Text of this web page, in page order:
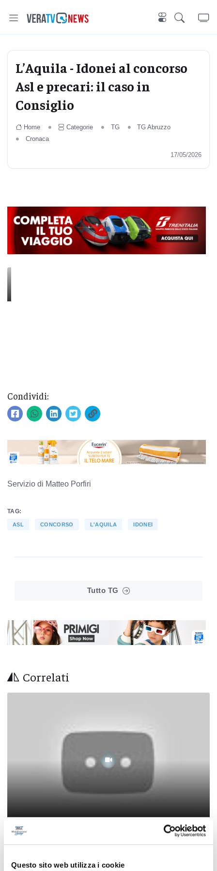
Questo sito web utilizza i cookie
L’Aquila - Idonei al concorso
Asl e precari: il caso in
Consiglio
Home Categorie TG
TG Abruzzo
Cronaca
17/05/2026
Condividi:
Servizio di Matteo Porfiri
TAG:
ASL CONCORSO L'AQUILA IDONEI
Tutto TG
Correlati
Abruzzo, tredici roghi gestiti dalla protezione
Aterno